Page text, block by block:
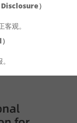
）
观。